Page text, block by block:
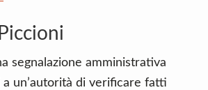
segnalazione amministrativa
un’autorità di verificare fatti